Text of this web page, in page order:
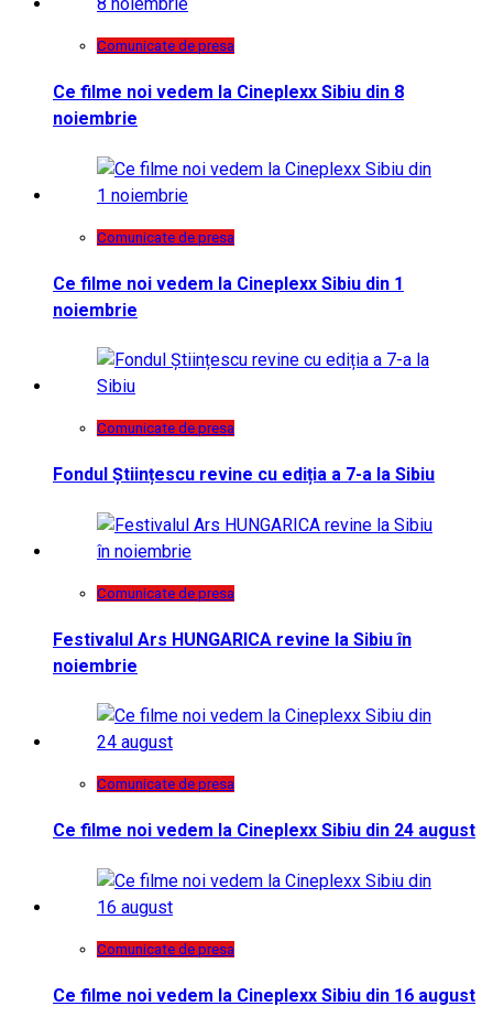
Comunicate de presa
Ce filme noi vedem la Cineplexx Sibiu din 8
noiembrie
Comunicate de presa
Ce filme noi vedem la Cineplexx Sibiu din 1
noiembrie
Comunicate de presa
Fondul Științescu revine cu ediția a 7-a la Sibiu
Comunicate de presa
Festivalul Ars HUNGARICA revine la Sibiu în
noiembrie
Comunicate de presa
Ce filme noi vedem la Cineplexx Sibiu din 24 august
Comunicate de presa
Ce filme noi vedem la Cineplexx Sibiu din 16 august